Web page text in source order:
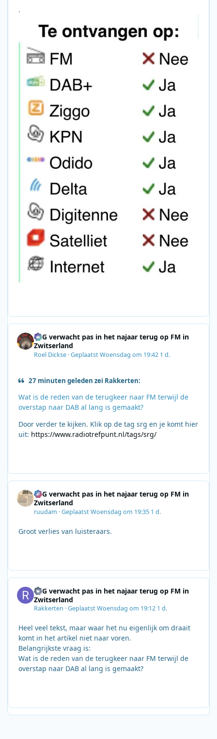
.
SRG verwacht pas in het najaar terug op FM in
Zwitserland
Roel Dickse ·GeplaatstWoensdag om 19:42 1 d.
27 minuten geleden zei Rakkerten:
Wat is de reden van de terugkeer naar FM terwijl de
overstap naar DAB al lang is gemaakt?
Door verder te kijken. Klik op de tag srg en je komt hier
uit: https://www.radiotrefpunt.nl/tags/srg/
SRG verwacht pas in het najaar terug op FM in
Zwitserland
ruudam ·GeplaatstWoensdag om 19:35 1 d.
Groot verlies van luisteraars.
SRG verwacht pas in het najaar terug op FM in
Zwitserland
Rakkerten ·GeplaatstWoensdag om 19:12 1 d.
Heel veel tekst, maar waar het nu eigenlijk om draait
komt in het artikel niet naar voren.
Belangrijkste vraag is:
Wat is de reden van de terugkeer naar FM terwijl de
overstap naar DAB al lang is gemaakt?